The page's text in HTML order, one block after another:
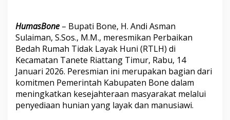
s
m
i
k
n
D
u
a
HumasBone – Bupati Bone, H. Andi Asman
Sulaiman, S.Sos., M.M., meresmikan Perbaikan
Bedah Rumah Tidak Layak Huni (RTLH) di
Kecamatan Tanete Riattang Timur, Rabu, 14
Januari 2026. Peresmian ini merupakan bagian dari
komitmen Pemerintah Kabupaten Bone dalam
meningkatkan kesejahteraan masyarakat melalui
penyediaan hunian yang layak dan manusiawi.